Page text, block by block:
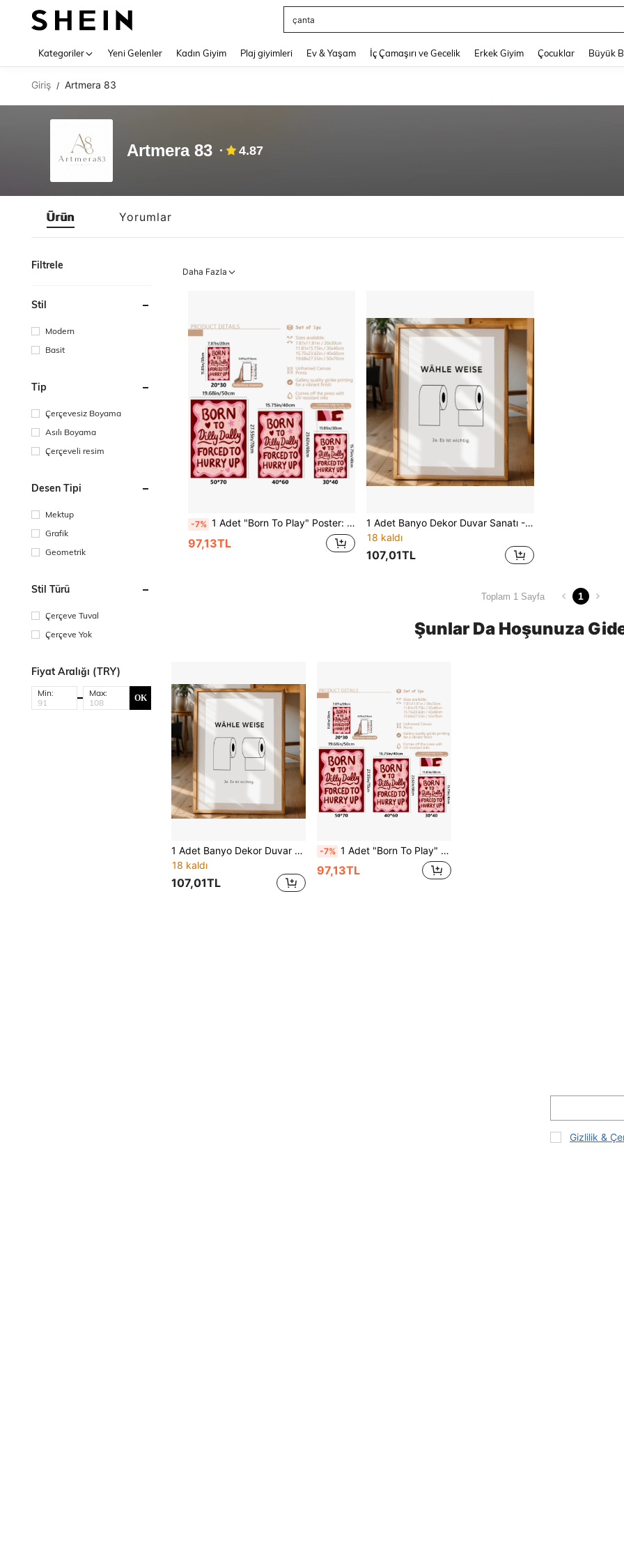
çanta
Kategoriler Yeni Gelenler Kadın Giyim Plaj giyimleri Ev & Yaşam İç Çamaşırı ve Gecelik Erkek Giyim Çocuklar Büyük
Giriş / Artmera 83
Artmera 83 4.87
Ürün Yorumlar
Filtrele
Stil
Modern
Basit
Tip
Çerçevesiz Boyama
Asılı Boyama
Çerçeveli resim
Desen Tipi
Mektup
Grafik
Geometrik
Stil Türü
Çerçeve Tuval
Çerçeve Yok
Fiyat Aralığı (TRY)
Min: Max: OK
Daha Fazla
-7% 1 Adet "Born To Play" Poster: Koridor Duvar Dekoru, Dopamin Posteri, Vintage Daire Dekorasyonu
97,13TL
1 Adet Banyo Dekor Duvar Sanatı - Banyo ve Misafir Banyosu Dekor Poster ve Sanat Baskısı - Banyo Dekor Tablosu - Komik Tuvalet Kağıdı Sanatı
18 kaldı
107,01TL
Toplam 1 Sayfa 1
Şunlar Da Hoşunuza
1 Adet Banyo Dekor Duvar Sanatı - Banyo ve Misafir Banyosu Dekor Poster ve Sanat Baskısı - Banyo Dekor Tablosu - Komik Tuvalet Kağıdı Sanatı
18 kaldı
107,01TL
-7% 1 Adet "Born To Play" Poster: Koridor Duvar Dekoru, Dopamin Posteri, Vintage Daire Dekorasyonu
97,13TL
Gizlilik &